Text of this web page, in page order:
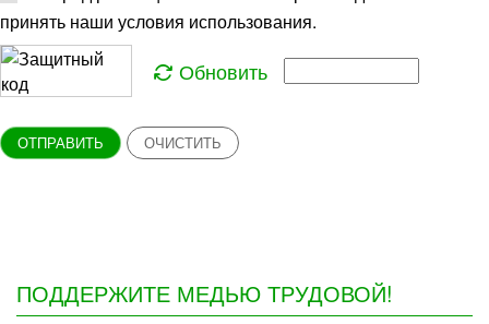
принять наши условия использования.
Обновить
ОТПРАВИТЬ ОЧИСТИТЬ
ПОДДЕРЖИТЕ МЕДЬЮ ТРУДОВОЙ!